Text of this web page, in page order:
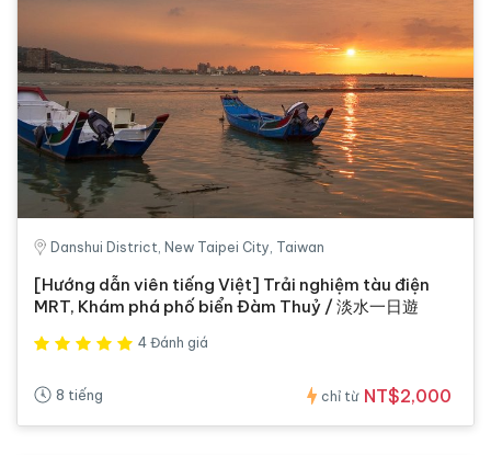
Danshui District, New Taipei City, Taiwan
[Hướng dẫn viên tiếng Việt] Trải nghiệm tàu điện
MRT, Khám phá phố biển Đàm Thuỷ / 淡水一日遊
4 Đánh giá
8 tiếng chỉ từ NT$2,000